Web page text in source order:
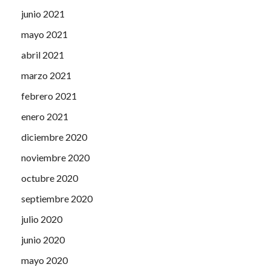
junio 2021
mayo 2021
abril 2021
marzo 2021
febrero 2021
enero 2021
diciembre 2020
noviembre 2020
octubre 2020
septiembre 2020
julio 2020
junio 2020
mayo 2020